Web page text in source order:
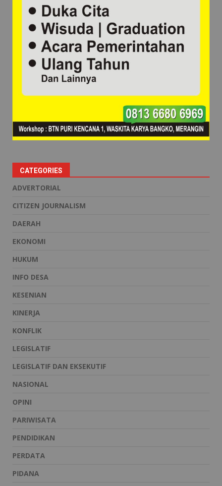
CATEGORIES
ADVERTORIAL
CITIZEN JOURNALISM
DAERAH
EKONOMI
HUKUM
INFO DESA
KESENIAN
KINERJA
KONFLIK
LEGISLATIF
LEGISLATIF DAN EKSEKUTIF
NASIONAL
OPINI
PARIWISATA
PENDIDIKAN
PERDATA
PIDANA